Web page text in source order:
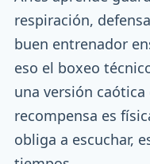
respiración,
buen entrenador
eso el boxeo
una versión caótica
recompensa es
obliga a escuchar,